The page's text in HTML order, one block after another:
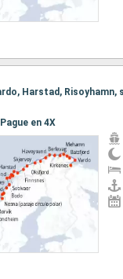
Pague en 4X